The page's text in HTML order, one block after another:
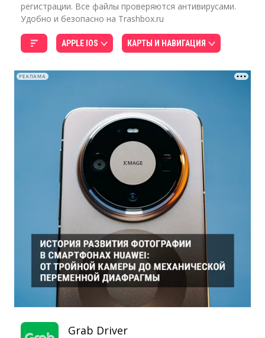
регистрации. Все файлы проверяются антивирусами.
Удобно и безопасно на Trashbox.ru
APPLE IOS КАРТЫ И НАВИГАЦИЯ
РЕКЛАМА
Grab Driver